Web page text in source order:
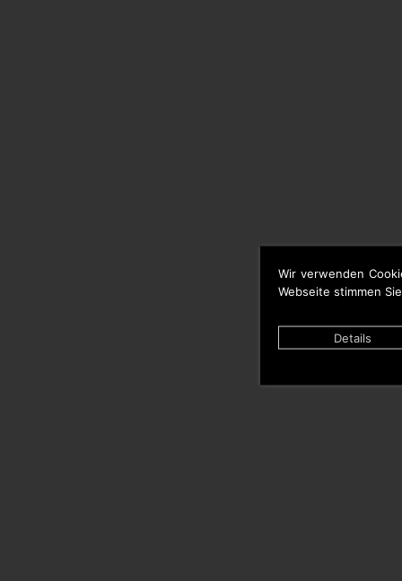
Wir verwenden
Webseite stimmen
Details